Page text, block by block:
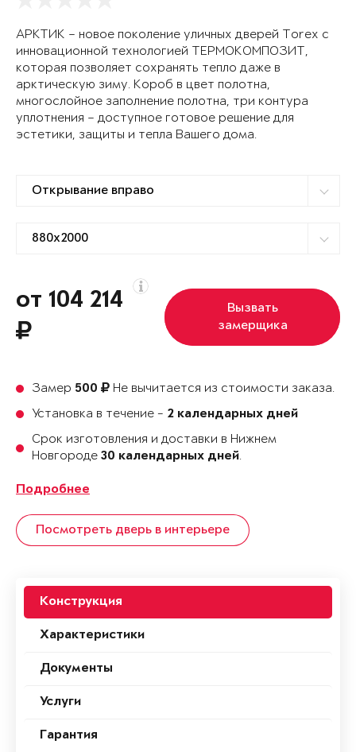
АРКТИК – новое поколение уличных дверей Torex с
инновационной технологией ТЕРМОКОМПОЗИТ,
которая позволяет сохранять тепло даже в
арктическую зиму. Короб в цвет полотна,
многослойное заполнение полотна, три контура
уплотнения – доступное готовое решение для
эстетики, защиты и тепла Вашего дома.
от 104 214
Вызвать
замерщика
Замер 500
Не вычитается из стоимости заказа.
Установка в течение - 2 календарных дней
Срок изготовления и доставки в Нижнем
Новгороде 30 календарных дней.
Подробнее
Посмотреть дверь в интерьере
Конструкция
Характеристики
Документы
Услуги
Гарантия